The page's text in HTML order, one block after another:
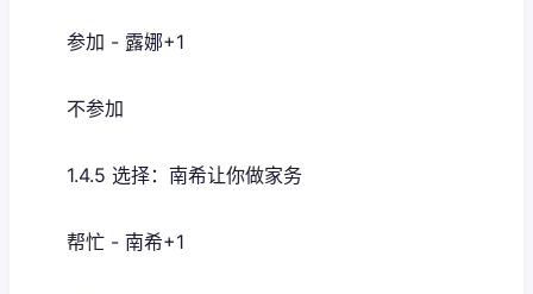
参加 - 露娜+1
不参加
1.4.5 选择：南希让你做家务
帮忙 - 南希+1